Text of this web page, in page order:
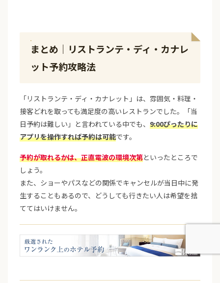
まとめ｜リストランテ・ディ・カナレ
ット予約攻略法
「リストランテ・ディ・カナレット」は、雰囲気・料理・
接客どれを取っても満足度の高いレストランでした。「当
日予約は難しい」と言われている中でも、 9:00ぴったりに
アプリを操作すれば予約は可能です。
予約が取れるかは、正直電波の環境次第といったところで
しょう。
また、ショーやパスなどの関係でキャンセルが当日中に発
生することもあるので、どうしても行きたい人は希望を捨
ててはいけません。